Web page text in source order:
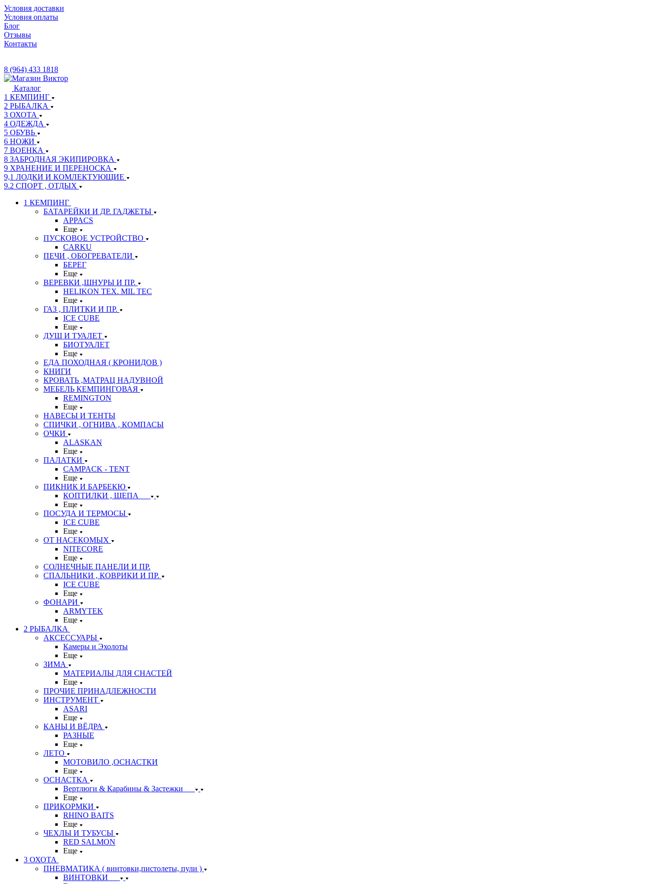
Условия доставки
Условия оплаты
Блог
Отзывы
Контакты
8 (964) 433 1818
Каталог
1 КЕМПИНГ
2 РЫБАЛКА
3 ОХОТА
4 ОДЕЖДА
5 ОБУВЬ
6 НОЖИ
7 ВОЕНКА
8 ЗАБРОДНАЯ ЭКИПИРОВКА
9 ХРАНЕНИЕ И ПЕРЕНОСКА
9,1 ЛОДКИ И КОМЛЕКТУЮЩИЕ
9.2 СПОРТ , ОТДЫХ
1 КЕМПИНГ
БАТАРЕЙКИ И ДР. ГАДЖЕТЫ
APPACS
Еще
ПУСКОВОЕ УСТРОЙСТВО
CARKU
ПЕЧИ , ОБОГРЕВАТЕЛИ
БЕРЕГ
Еще
ВЕРЕВКИ ,ШНУРЫ И ПР.
HELIKON TEX. MIL TEC
Еще
ГАЗ , ПЛИТКИ И ПР.
ICE CUBE
Еще
ДУШ И ТУАЛЕТ
БИОТУАЛЕТ
Еще
ЕДА ПОХОДНАЯ ( КРОНИДОВ )
КНИГИ
КРОВАТЬ ,МАТРАЦ НАДУВНОЙ
МЕБЕЛЬ КЕМПИНГОВАЯ
REMINGTON
Еще
НАВЕСЫ И ТЕНТЫ
СПИЧКИ , ОГНИВА , КОМПАСЫ
ОЧКИ
ALASKAN
Еще
ПАЛАТКИ
CAMPACK - TENT
Еще
ПИКНИК И БАРБЕКЮ
КОПТИЛКИ , ЩЕПА
Еще
ПОСУДА И ТЕРМОСЫ
ICE CUBE
Еще
ОТ НАСЕКОМЫХ
NITECORE
Еще
СОЛНЕЧНЫЕ ПАНЕЛИ И ПР.
СПАЛЬНИКИ , КОВРИКИ И ПР.
ICE CUBE
Еще
ФОНАРИ
ARMYTEK
Еще
2 РЫБАЛКА
АКСЕССУАРЫ
Камеры и Эхолоты
Еще
ЗИМА
МАТЕРИАЛЫ ДЛЯ СНАСТЕЙ
Еще
ПРОЧИЕ ПРИНАДЛЕЖНОСТИ
ИНСТРУМЕНТ
ASARI
Еще
КАНЫ И ВЁДРА
РАЗНЫЕ
Еще
ЛЕТО
МОТОВИЛО ,ОСНАСТКИ
Еще
ОСНАСТКА
Вертлюги & Карабины & Застежки
Еще
ПРИКОРМКИ
RHINO BAITS
Еще
ЧЕХЛЫ И ТУБУСЫ
RED SALMON
Еще
3 ОХОТА
ПНЕВМАТИКА ( винтовки,пистолеты, пули )
ВИНТОВКИ